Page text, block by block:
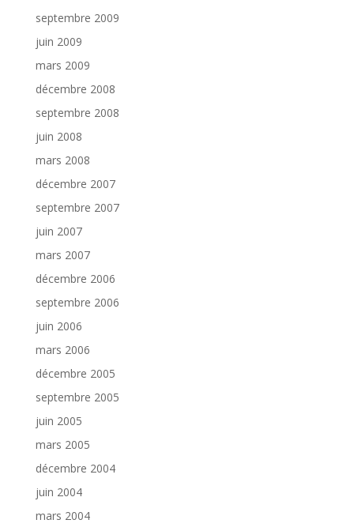
septembre 2009
juin 2009
mars 2009
décembre 2008
septembre 2008
juin 2008
mars 2008
décembre 2007
septembre 2007
juin 2007
mars 2007
décembre 2006
septembre 2006
juin 2006
mars 2006
décembre 2005
septembre 2005
juin 2005
mars 2005
décembre 2004
juin 2004
mars 2004